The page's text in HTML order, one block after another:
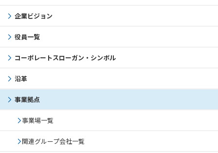
企業ビジョン
役員一覧
コーポレートスローガン・シンボル
沿革
事業拠点
事業場一覧
関連グループ会社一覧